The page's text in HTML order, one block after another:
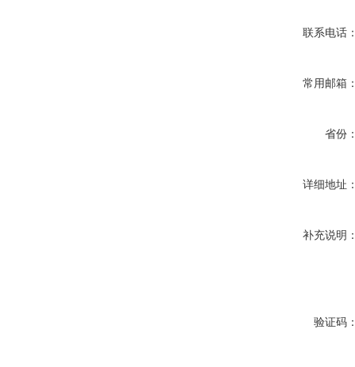
联系电话
常用邮箱
省份
详细地址
补充说明
验证码